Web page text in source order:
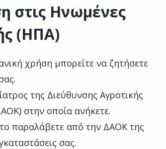
στις Ηνωμένες
(ΗΠΑ)
χρήση μπορείτε να ζητήσετε
της Διεύθυνσης Αγροτικής
στην οποία ανήκετε.
παραλάβετε από την ΔΑΟΚ της
σας.